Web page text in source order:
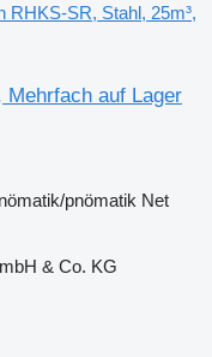
RHKS-SR, Stahl, 25m³,
Mehrfach auf Lager
pnömatik Net
& Co. KG